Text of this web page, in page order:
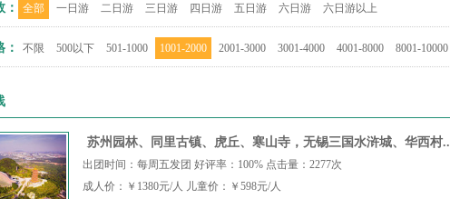
全部 一日游 二日游 三日游 四日游 五日游 六日游 六日游以上
不限 500以下 501-1000 1001-2000 2001-3000 3001-4000 4001-8000 8001-10000
苏州园林、同里古镇、虎丘、寒山寺，无锡三国水浒城、华西村..
出团时间：每周五发团 好评率：100% 点击量：2277次
成人价：￥1380元/人 儿童价：￥598元/人